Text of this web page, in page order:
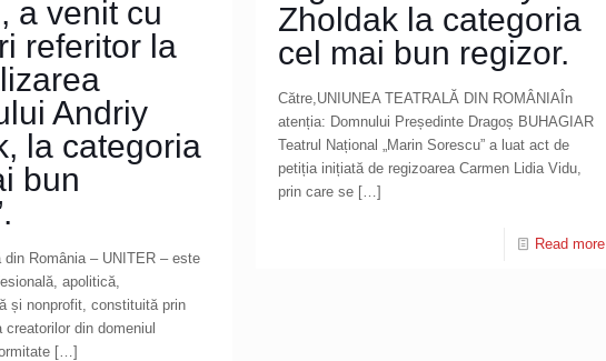
Zholdak la categoria
cel mai bun regizor.
Către,UNIUNEA TEATRALĂ DIN ROMÂNIAÎn
atenția: Domnului Președinte Dragoș BUHAGIAR
Teatrul Național „Marin Sorescu” a luat act de
petiția inițiată de regizoarea Carmen Lidia Vidu,
prin care se […]
Read more
a venit cu
referitor la
Andriy
la categoria
bun
din România – UNITER – este
apolitică,
și nonprofit, constituită prin
din domeniul
[…]